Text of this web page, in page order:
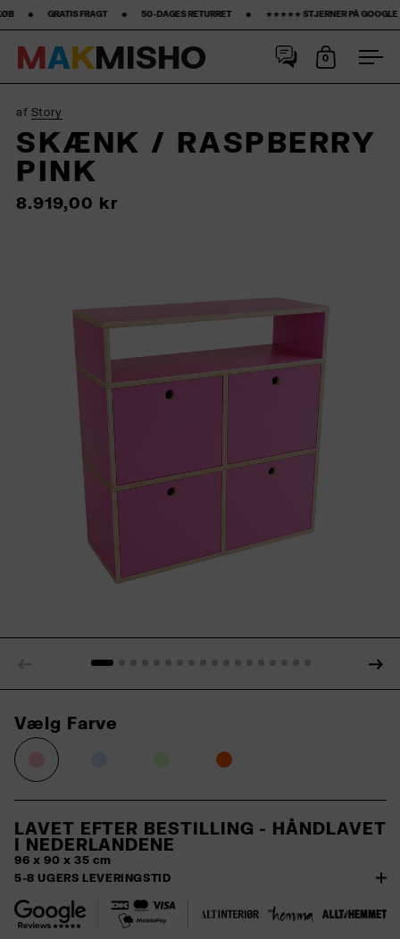
•‎ ‎ ‎ ‎ ‎ ‎ ‎ ‎ 50-DAGES RETURRET ‎ ‎ ‎ ‎ ‎ ‎ ‎ •‎ ‎ ‎ ‎ ‎ ‎ ‎ ‎ ★★★★★ STJERNER PÅ GOOGLE ‎ ‎ ‎ ‎ ‎ ‎ ‎ •‎ ‎ ‎ ‎ ‎ ‎ ‎ ‎15%
MAKMISHO Åbn kurv
0
Åbn
af Story
SKÆNK / RASPBERRY
PINK
8.919,00 kr
Vælg Farve
LAVET EFTER BESTILLING - HÅNDLAVET
I NEDERLANDENE
96 x 90 x 35 cm
5-8 UGERS LEVERINGSTID